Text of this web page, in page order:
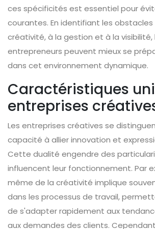
ces spécificités est essentiel pour
courantes. En identifiant les obstacles
créativité, à la gestion et à la visibilité,
entrepreneurs peuvent mieux se
dans cet environnement dynamique.
Caractéristiques
entreprises
Les entreprises créatives se
capacité à allier innovation et
Cette dualité engendre des
influencent leur fonctionnement. Par
même de la créativité implique
dans les processus de travail,
de s'adapter rapidement aux
aux demandes des clients.